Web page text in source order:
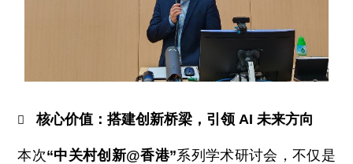
 核心价值：搭建创新桥梁，引领 AI 未来方向
本次“中关村创新@香港”系列学术研讨会，不仅是